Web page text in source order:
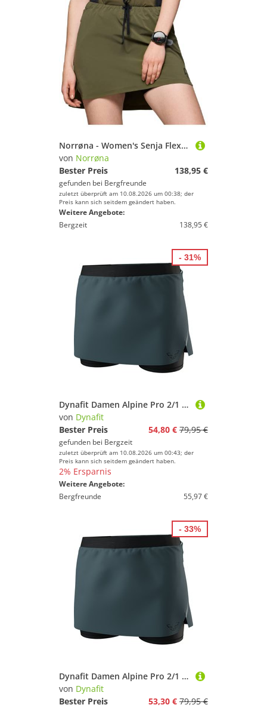
Norrøna - Women's Senja Flex1 Skirt - Laufrock Gr XS oliv
von Norrøna
Bester Preis
138,95 €
gefunden bei Bergfreunde
zuletzt überprüft am 10.08.2026 um 00:38; der
Preis kann sich seitdem geändert haben.
Weitere Angebote:
Bergzeit
138,95 €
Dynafit Damen Alpine Pro 2/1 Rock
von Dynafit
Bester Preis
54,80 € 79,95 €
gefunden bei Bergzeit
zuletzt überprüft am 10.08.2026 um 00:43; der
Preis kann sich seitdem geändert haben.
2% Ersparnis
Weitere Angebote:
Bergfreunde
55,97 €
- 31%
Dynafit Damen Alpine Pro 2/1 Rock
von Dynafit
Bester Preis
53,30 € 79,95 €
- 33%